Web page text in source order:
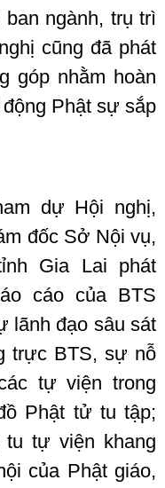
ngành, trụ trì
cũng đã phát
góp nhằm hoàn
Phật sự sắp
dự Hội nghị,
đốc Sở Nội vụ,
Gia Lai phát
cáo của BTS
lãnh đạo sâu sát
trực BTS, sự nỗ
tự viện trong
Phật tử tu tập;
tu tự viện khang
của Phật giáo,